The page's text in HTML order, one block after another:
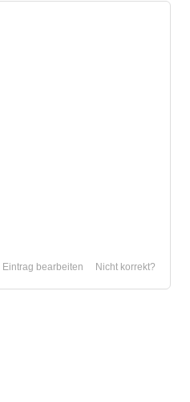
Nicht korrekt?
Eintrag bearbeiten